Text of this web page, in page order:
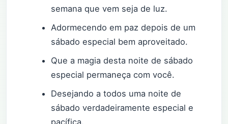
semana que vem seja de luz.
Adormecendo em paz depois de um
sábado especial bem aproveitado.
Que a magia desta noite de sábado
especial permaneça com você.
Desejando a todos uma noite de
sábado verdadeiramente especial e